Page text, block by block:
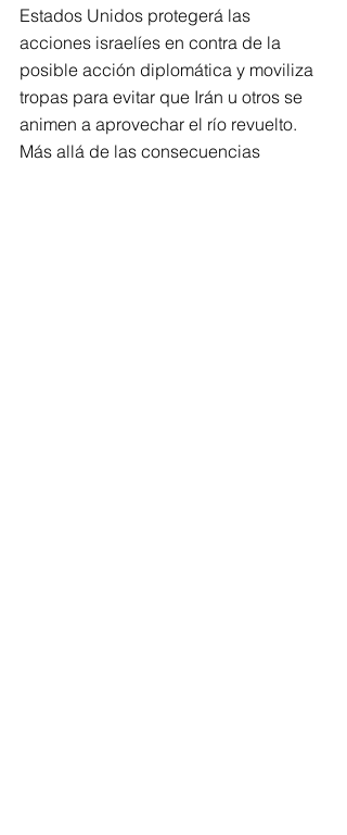
Estados Unidos protegerá las
acciones israelíes en contra de la
posible acción diplomática y moviliza
tropas para evitar que Irán u otros se
animen a aprovechar el río revuelto.
Más allá de las consecuencias